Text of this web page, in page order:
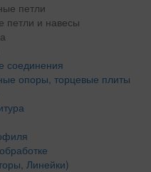
петли
петли и навесы
соединения
опоры, торцевые плиты
Линейки)